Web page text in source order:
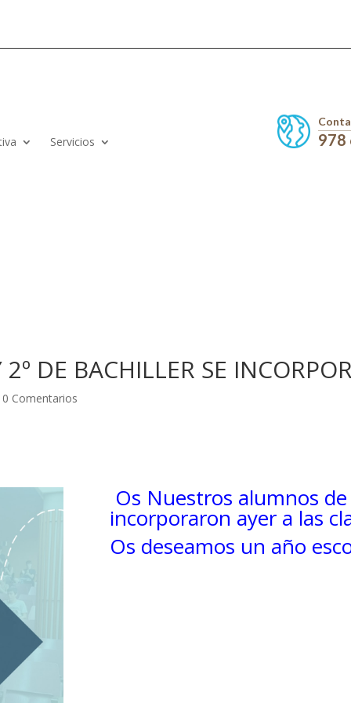
Servicios
DE BACHILLER SE
0 Comentarios
Os Nuestros alumnos
incorporaron ayer a las
Os deseamos un año